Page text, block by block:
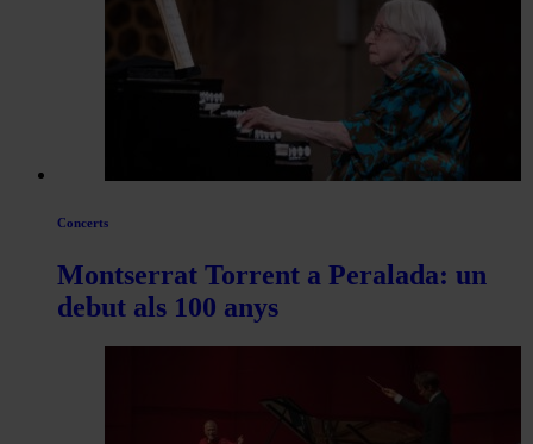
Concerts
Montserrat Torrent a Peralada: un
debut als 100 anys